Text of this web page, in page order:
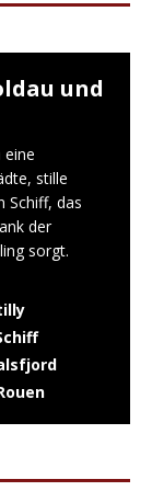
und
eine
stille
Schiff, das
der
sorgt.